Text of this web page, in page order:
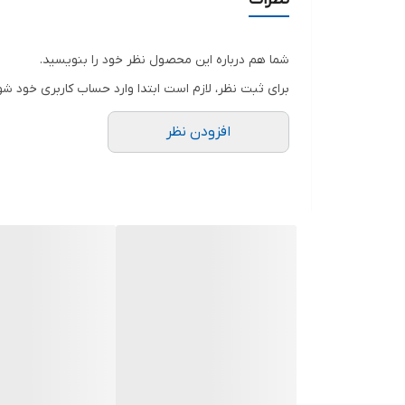
شما هم درباره این محصول نظر خود را بنویسید.
برای ثبت نظر، لازم است ابتدا وارد حساب کاربری خود
افزودن نظر